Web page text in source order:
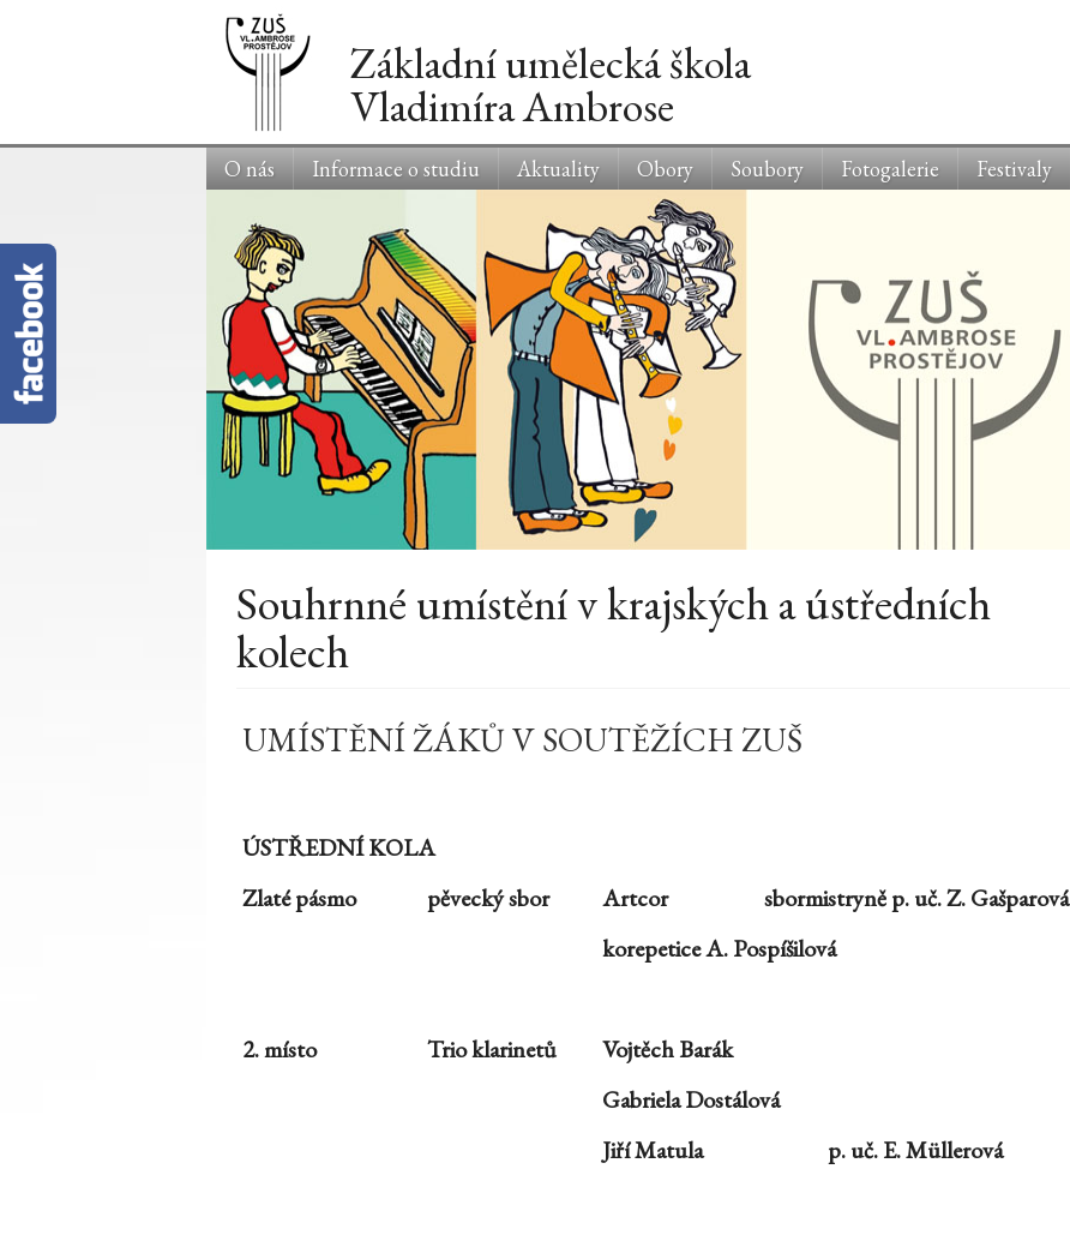
Základní umělecká škola
Vladimíra Ambrose
O nás Informace o studiu Aktuality Obory Soubory Fotogalerie Festivaly
Souhrnné umístění v krajských a ústředních
kolech
UMÍSTĚNÍ ŽÁKŮ V SOUTĚŽÍCH ZUŠ
ÚSTŘEDNÍ KOLA
Zlaté pásmo
pěvecký sbor Artcor sbormistryně p. uč. Z. Gašparová
korepetice A. Pospíšilová
2. místo Trio klarinetů
Vojtěch Barák
Gabriela Dostálová
Jiří Matula
p. uč. E. Müllerová